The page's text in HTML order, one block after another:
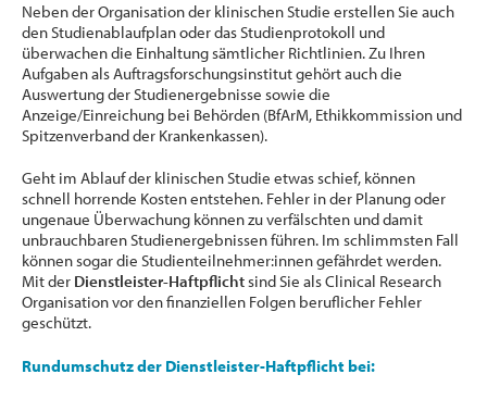
Neben der Organisation der klinischen Studie erstellen Sie auch
den Studienablaufplan oder das Studienprotokoll und
überwachen die Einhaltung sämtlicher Richtlinien. Zu Ihren
Aufgaben als Auftragsforschungsinstitut gehört auch die
Auswertung der Studienergebnisse sowie die
Anzeige/Einreichung bei Behörden (BfArM, Ethikkommission und
Spitzenverband der Krankenkassen).
Geht im Ablauf der klinischen Studie etwas schief, können
schnell horrende Kosten entstehen. Fehler in der Planung oder
ungenaue Überwachung können zu verfälschten und damit
unbrauchbaren Studienergebnissen führen. Im schlimmsten Fall
können sogar die Studienteilnehmer:innen gefährdet werden.
Mit der Dienstleister-Haftpflichtsind Sie als Clinical Research
Organisation vor den finanziellen Folgen beruflicher Fehler
geschützt.
Rundumschutz der Dienstleister-Haftpflicht bei: